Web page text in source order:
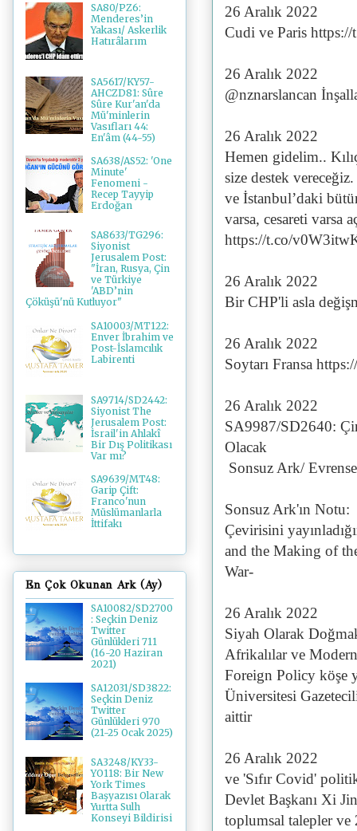
26 Aralık 2022
Cudi ve Paris
26 Aralık 2022
@nznarslancan
26 Aralık 2022
Hemen gidelim..
size destek
ve İstanbul’daki
varsa, cesareti varsa
https://t.co/
26 Aralık 2022
Bir CHP'li asla
26 Aralık 2022
Soytarı Fransa
26 Aralık 2022
SA9987/SD2640:
Olacak
Sonsuz Ark/
Sonsuz Ark'ın Notu:
Çevirisini
and the Making of
War-
26 Aralık 2022
Siyah Olarak
Afrikalılar ve
Foreign Policy köşe
Üniversitesi
aittir
26 Aralık 2022
ve 'Sıfır Covid'
Devlet Başkanı Xi
toplumsal talepler ve
SA80/PZ6:
Menderes’in
Yakası/ Askerlik
Hatırâlarım
SA5617/KY57-
AHCZD81: Sûre
Sûre Kur'an'da
Mü'minlerin
Vasıfları 44:
En'âm (44-55)
SA638/AS52: 'One
Minute'
Fenomeni -
Recep Tayyip
Erdoğan
SA8633/TG296:
Siyonist
Jerusalem Post:
"İran, Rusya, Çin
ve Türkiye
'ABD’nin
Çöküşü'nü Kutluyor"
SA10003/MT122:
Enver İbrahim ve
Post-İslamcılık
Labirenti
SA9714/SD2442:
Siyonist The
Jerusalem Post:
İsrail'in Ahlakî
Bir Dış Politikası
Var mı?
SA9639/MT48:
Garip Çift:
Franco'nun
Müslümanlarla
İttifakı
En Çok Okunan Ark (Ay)
SA10082/SD2700
: Seçkin Deniz
Twitter
Günlükleri 711
(16-20 Haziran
2021)
SA12031/SD3822:
Seçkin Deniz
Twitter
Günlükleri 970
(21-25 Ocak 2025)
SA3248/KY33-
YO118: Bir New
York Times
Başyazısı Olarak
Yurtta Sulh
Konseyi Bildirisi